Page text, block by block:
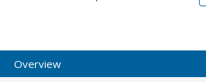
Overview